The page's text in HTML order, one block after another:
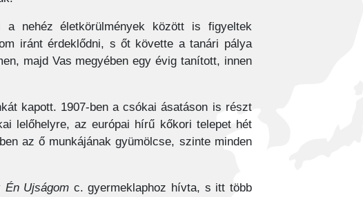
a nehéz életkörülmények között is figyeltek
iránt érdeklődni, s őt követte a tanári pálya
majd Vas megyében egy évig tanított, innen
kapott. 1907-ben a csókai ásatáson is részt
lelőhelyre, az európai hírű kőkori telepet hét
az ő munkájának gyümölcse, szinte minden
Én Ujságom c. gyermeklaphoz hívta, s itt több